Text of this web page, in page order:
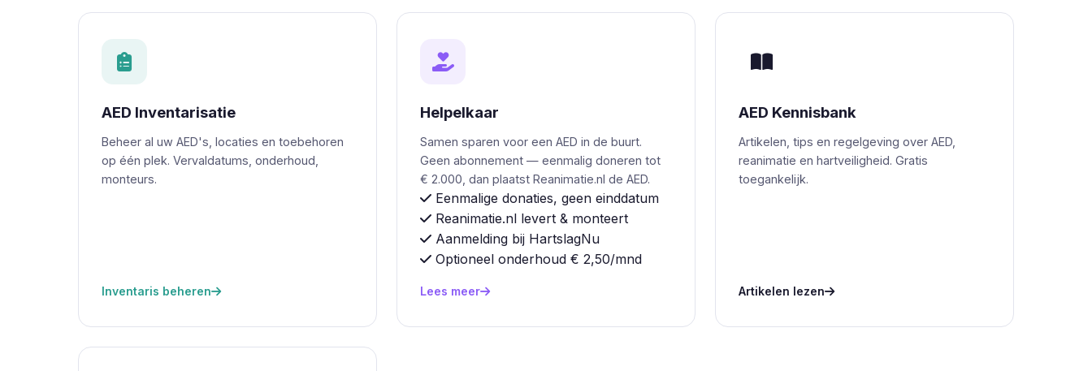
AED Inventarisatie
Beheer al uw AED's, locaties en toebehoren
op één plek. Vervaldatums, onderhoud,
monteurs.
Inventaris beheren
Helpelkaar
Samen sparen voor een AED in de buurt.
Geen abonnement — eenmalig doneren tot
€ 2.000, dan plaatst Reanimatie.nl de AED.
Eenmalige donaties, geen einddatum
Reanimatie.nl levert & monteert
Aanmelding bij HartslagNu
Optioneel onderhoud € 2,50/mnd
Lees meer
AED Kennisbank
Artikelen, tips en regelgeving over AED,
reanimatie en hartveiligheid. Gratis
toegankelijk.
Artikelen lezen